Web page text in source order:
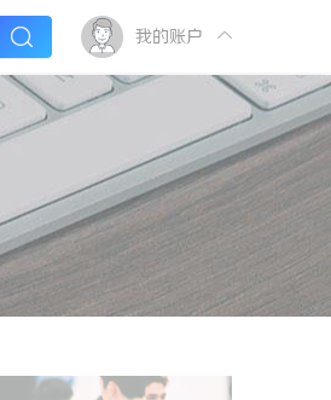
我的账户